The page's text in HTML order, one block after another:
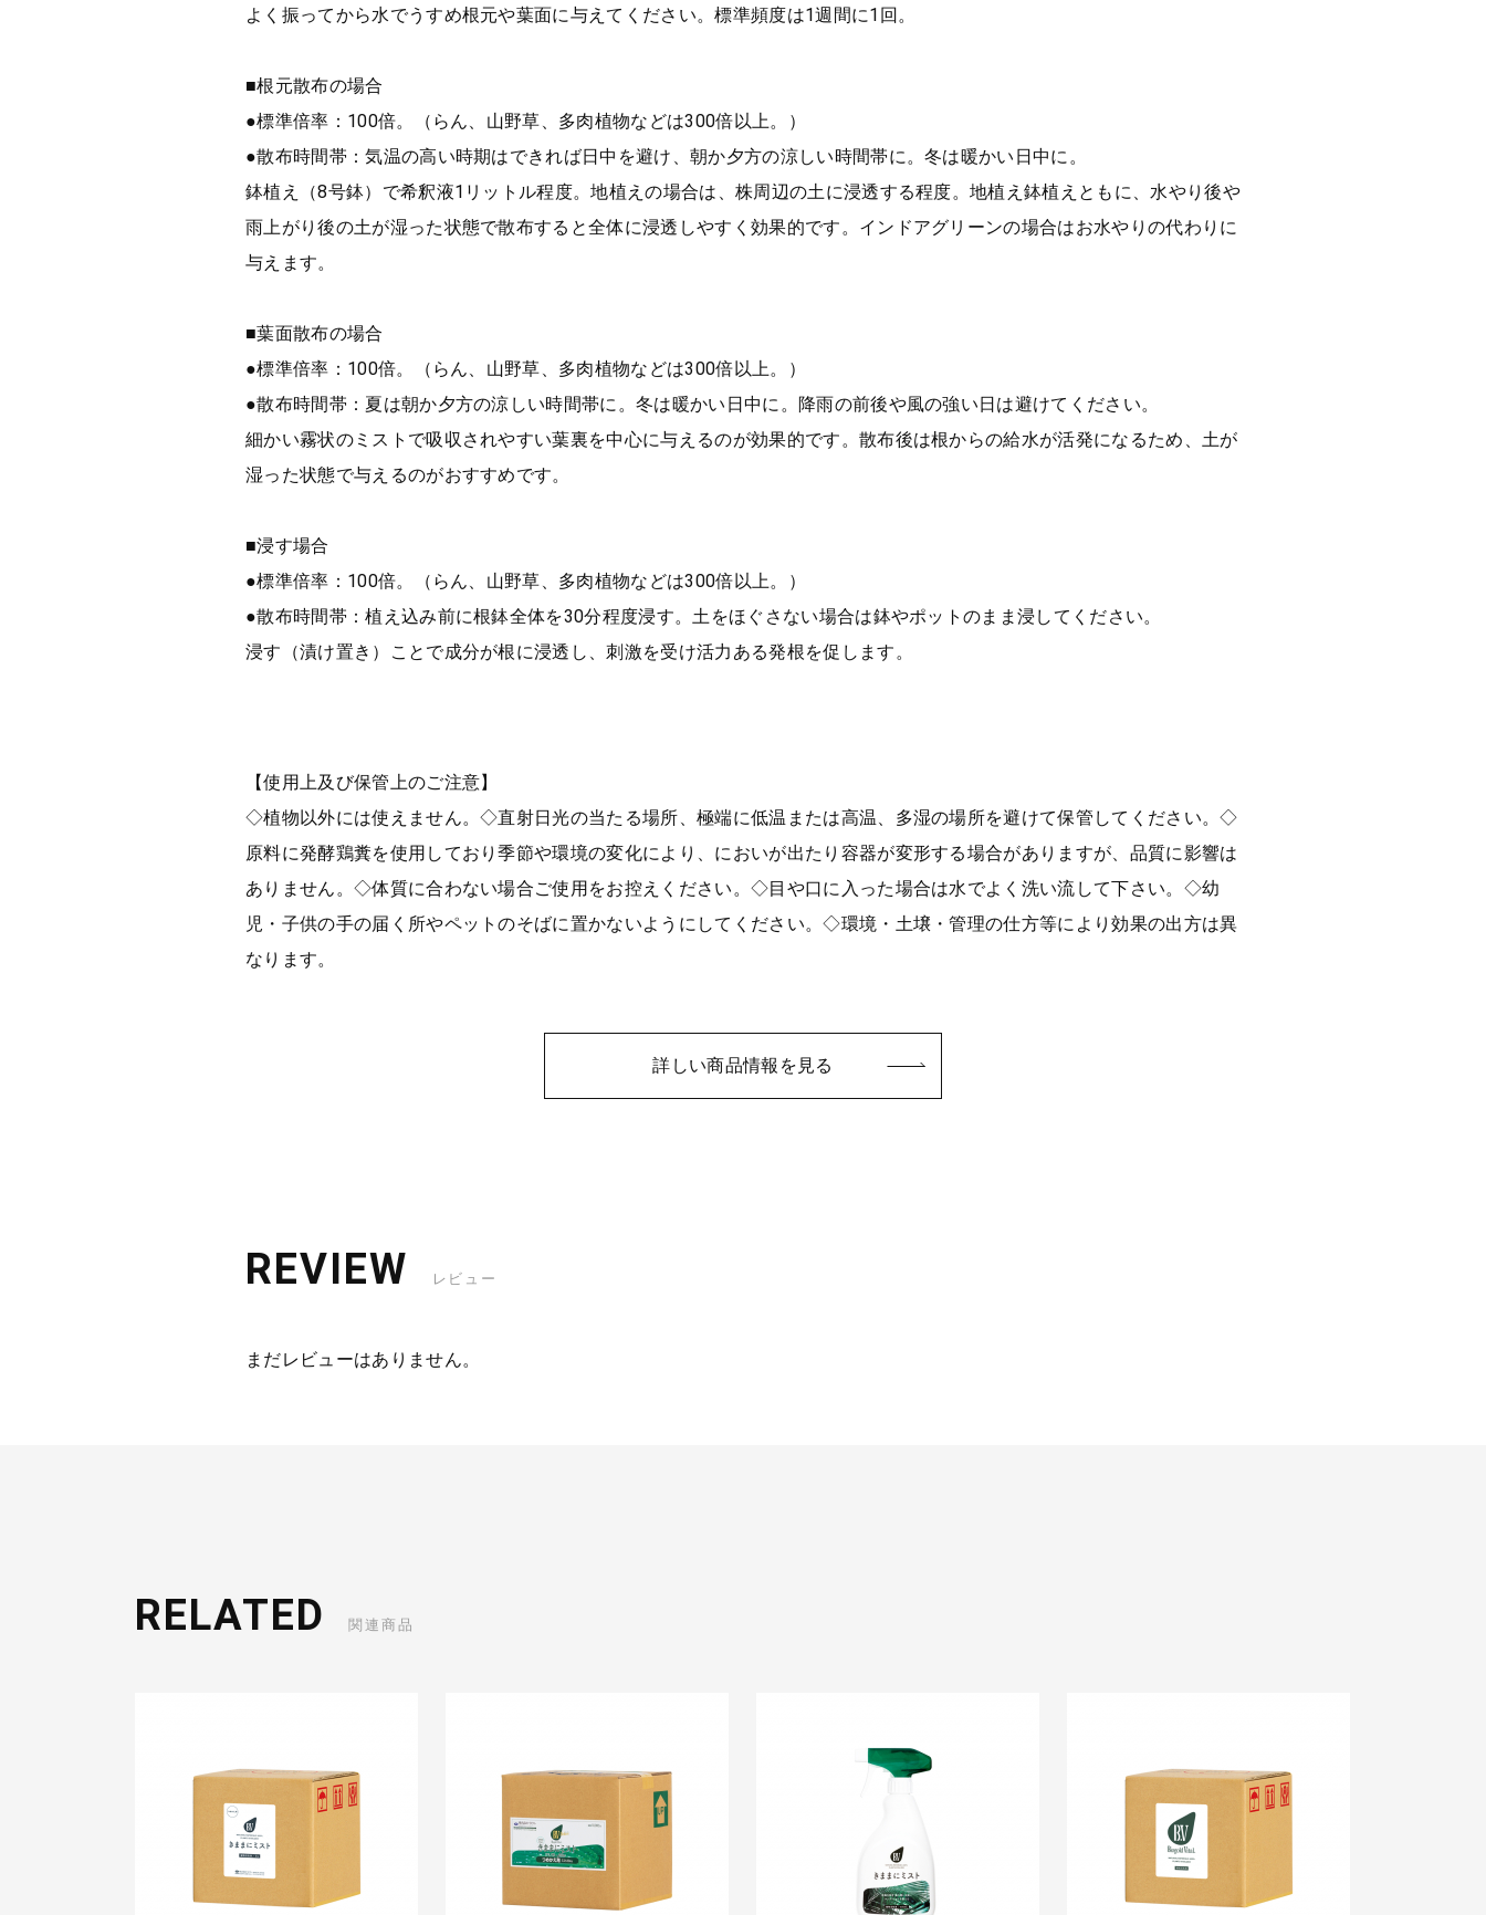
よく振ってから水でうすめ根元や葉面に与えてください。標準頻度は1週間に1回。
■根元散布の場合
●標準倍率：100倍。（らん、山野草、多肉植物などは300倍以上。）
●散布時間帯：気温の高い時期はできれば日中を避け、朝か夕方の涼しい時間帯に。冬は暖かい日中に。
鉢植え（8号鉢）で希釈液1リットル程度。地植えの場合は、株周辺の土に浸透する程度。地植え鉢植えともに、水やり後や
雨上がり後の土が湿った状態で散布すると全体に浸透しやすく効果的です。インドアグリーンの場合はお水やりの代わりに
与えます。
■葉面散布の場合
●標準倍率：100倍。（らん、山野草、多肉植物などは300倍以上。）
●散布時間帯：夏は朝か夕方の涼しい時間帯に。冬は暖かい日中に。降雨の前後や風の強い日は避けてください。
細かい霧状のミストで吸収されやすい葉裏を中心に与えるのが効果的です。散布後は根からの給水が活発になるため、土が
湿った状態で与えるのがおすすめです。
■浸す場合
●標準倍率：100倍。（らん、山野草、多肉植物などは300倍以上。）
●散布時間帯：植え込み前に根鉢全体を30分程度浸す。土をほぐさない場合は鉢やポットのまま浸してください。
浸す（漬け置き）ことで成分が根に浸透し、刺激を受け活力ある発根を促します。
【使用上及び保管上のご注意】
◇植物以外には使えません。◇直射日光の当たる場所、極端に低温または高温、多湿の場所を避けて保管してください。◇
原料に発酵鶏糞を使用しており季節や環境の変化により、においが出たり容器が変形する場合がありますが、品質に影響は
ありません。◇体質に合わない場合ご使用をお控えください。◇目や口に入った場合は水でよく洗い流して下さい。◇幼
児・子供の手の届く所やペットのそばに置かないようにしてください。◇環境・土壌・管理の仕方等により効果の出方は異
なります。
詳しい商品情報を見る
REVIEW レビュー
まだレビューはありません。
RELATED 関連商品